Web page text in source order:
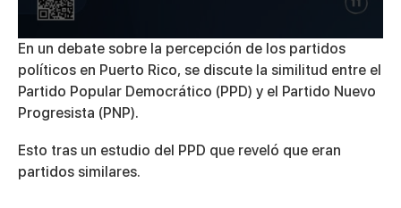
0
of
6
57
En un debate sobre la percepción de los partidos
políticos en Puerto Rico, se discute la similitud entre el
Partido Popular Democrático (PPD) y el Partido Nuevo
Progresista (PNP).
Esto tras un estudio del PPD que reveló que eran
partidos similares.